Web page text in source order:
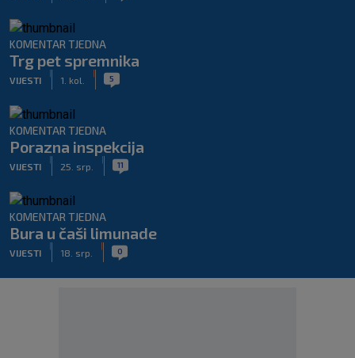
KOMENTAR TJEDNA
Trg pet spremnika
VIJESTI 1. kol. 5
KOMENTAR TJEDNA
Porazna inspekcija
VIJESTI 25. srp. 11
KOMENTAR TJEDNA
Bura u čaši limunade
VIJESTI 18. srp. 0